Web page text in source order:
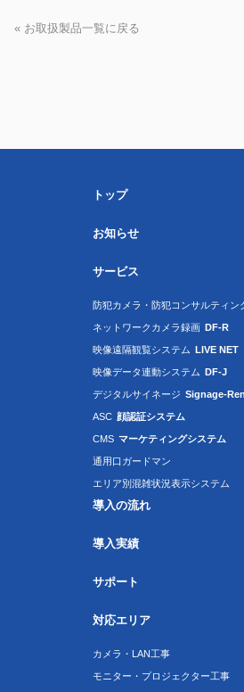
« お取扱製品一覧に戻る
トップ
お知らせ
サービス
防犯カメラ・防犯コンサルティン
ネットワークカメラ録画 DF-R
映像遠隔観覧システム LIVE NET
映像データ連動システム DF-J
デジタルサイネージ Signage-
ASC 顔認証システム
CMS マーケティングシステム
通用口ガードマン
エリア別混雑状況表示システム
導入の流れ
導入実績
サポート
対応エリア
カメラ・LAN工事
モニター・プロジェクター工事